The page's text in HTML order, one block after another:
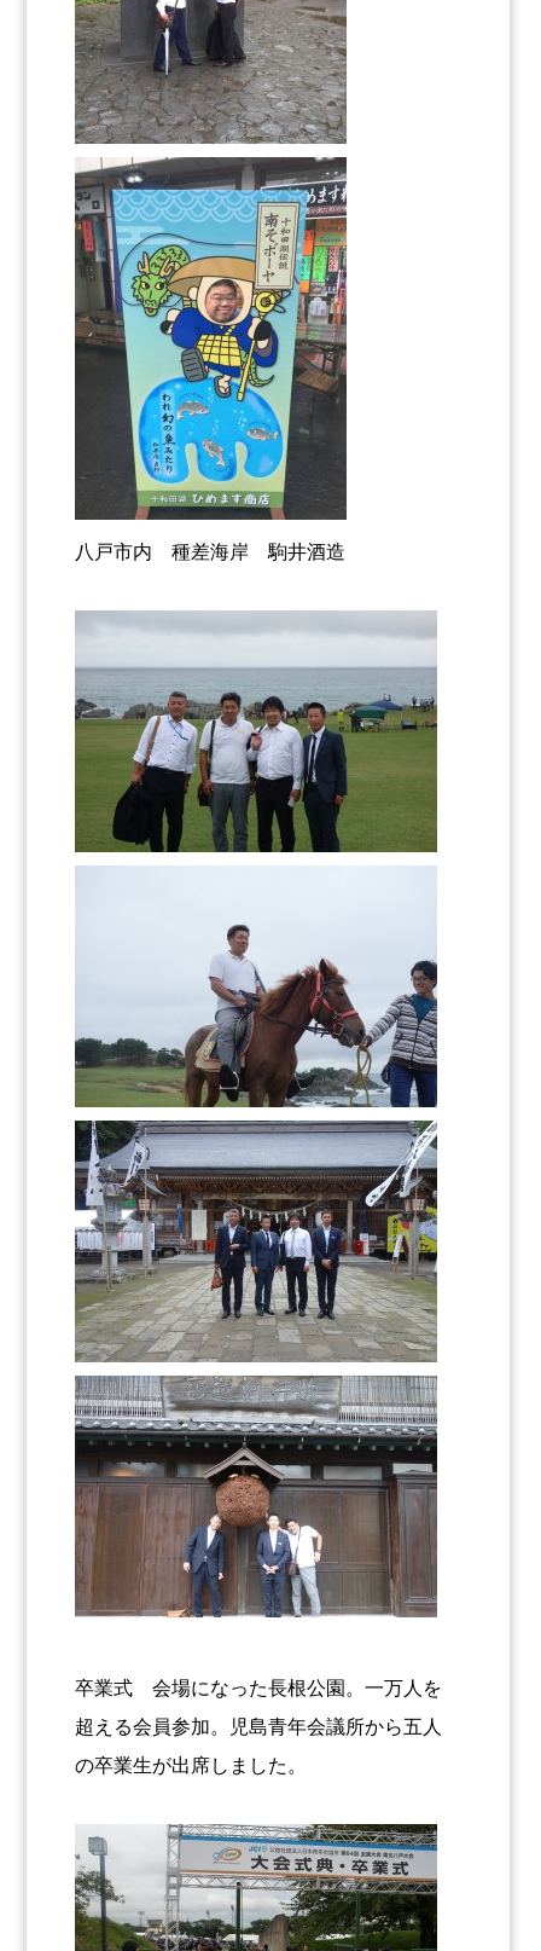
八戸市内 種差海岸 駒井酒造
卒業式 会場になった長根公園。一万人を
超える会員参加。児島青年会議所から五人
の卒業生が出席しました。